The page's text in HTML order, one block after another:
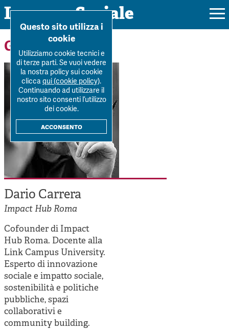
Impresa Sociale
Rivista
Ultimo numero
La Rivista
Submission
Colophon
Autori
Archivio
Forum
Tutti gli articoli
Autori
Dossier
Tutti i dossier
Workshop Impresa Sociale 2021
Impresa sociale, reciprocità e sostenibilità
Innovazione sociale
Cooperative di comunità
Impresa sociale e democrazia
Acini di fuoco - Dossier Mezzogiorno
Valutazione e dintorni
Chi siamo
Contatti
Sostienici
Home Dario Carrera
Gli autori
Dario Carrera
Impact Hub Roma
Cofounder di Impact
Hub Roma. Docente alla
Link Campus University.
Esperto di innovazione
sociale e impatto sociale,
sostenibilità e politiche
pubbliche, spazi
collaborativi e
community building.
Questo sito utilizza i
cookie
Utilizziamo cookie tecnici e
di terze parti. Se vuoi vedere
la nostra policy sui cookie
cliccaqui (cookie policy).
Continuando ad utilizzare il
nostro sito consenti l’utilizzo
dei cookie.
acconsento